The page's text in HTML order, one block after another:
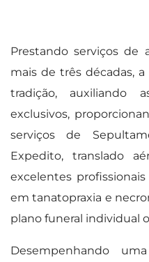
Prestando serviços de
mais de três décadas,
tradição, auxiliando
exclusivos,
serviços de
Expedito, translado
excelentes
em tanatopraxia e
plano funeral individual
Desempenhando